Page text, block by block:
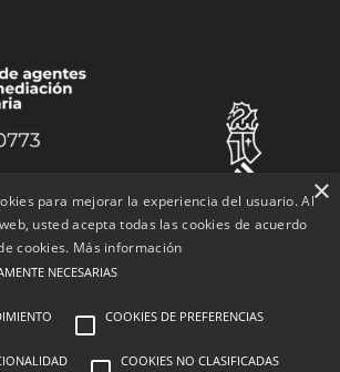
© Essencia inmobiliaria
×
para mejorar la experiencia del usuario. Al
usted acepta todas las cookies de acuerdo
cookies. Más información
NECESARIAS
COOKIES DE PREFERENCIAS
COOKIES NO CLASIFICADAS